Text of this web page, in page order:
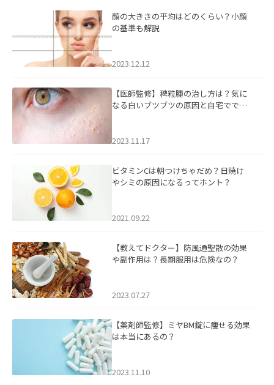
顔の大きさの平均はどのくらい？小顔
の基準も解説
2023.12.12
【医師監修】稗粒腫の治し方は？気に
なる白いブツブツの原因と自宅ででき
2023.11.17
ビタミンCは朝つけちゃだめ？日焼け
やシミの原因になるってホント？
2021.09.22
【教えてドクター】防風通聖散の効果
や副作用は？長期服用は危険なの？
2023.07.27
【薬剤師監修】ミヤBM錠に痩せる効果
は本当にあるの？
2023.11.10